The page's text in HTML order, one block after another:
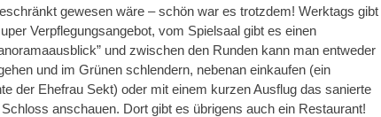
gewesen wäre – schön war es trotzdem! Werktags gibt
Verpflegungsangebot, vom Spielsaal gibt es einen
und zwischen den Runden kann man entweder
und im Grünen schlendern, nebenan einkaufen (ein
der Ehefrau Sekt) oder mit einem kurzen Ausflug das sanierte
anschauen. Dort gibt es übrigens auch ein Restaurant!